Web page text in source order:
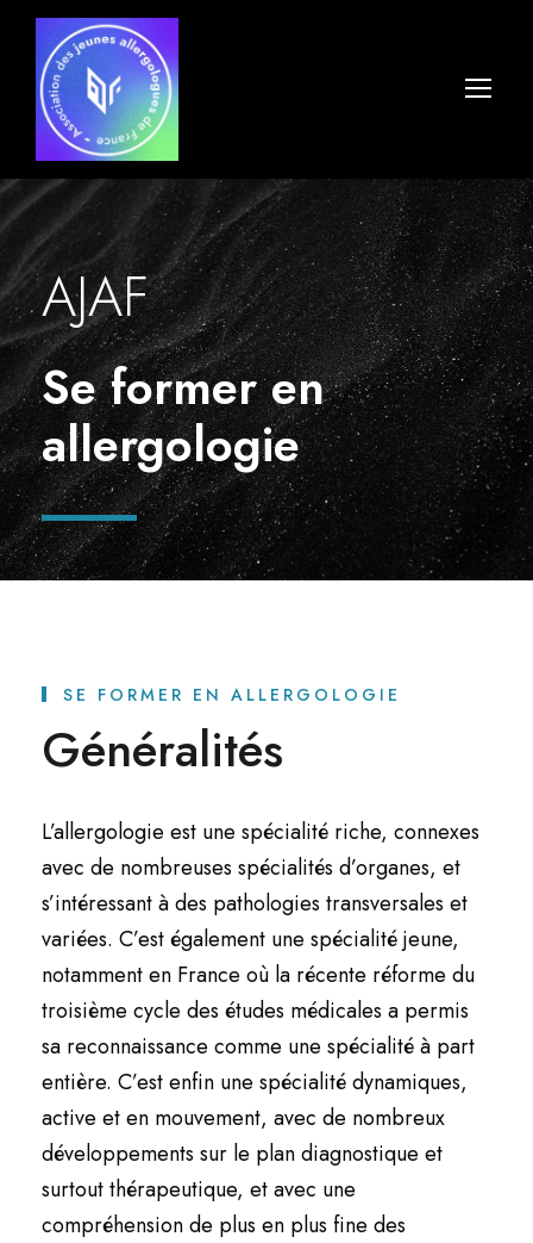
AJAF
Se former en
allergologie
SE FORMER EN ALLERGOLOGIE
Généralités
L’allergologie est une spécialité riche, connexes
avec de nombreuses spécialités d’organes, et
s’intéressant à des pathologies transversales et
variées. C’est également une spécialité jeune,
notamment en France où la récente réforme du
troisième cycle des études médicales a permis
sa reconnaissance comme une spécialité à part
entière. C’est enfin une spécialité dynamiques,
active et en mouvement, avec de nombreux
développements sur le plan diagnostique et
surtout thérapeutique, et avec une
compréhension de plus en plus fine des